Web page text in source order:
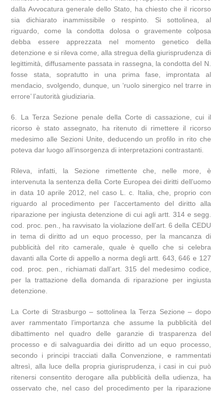
dalla Avvocatura generale dello Stato, ha chiesto che il ricorso
sia dichiarato inammissibile o respinto. Si sottolinea, al
riguardo, come la condotta dolosa o gravemente colposa
debba essere apprezzata nel momento genetico della
detenzione e si rileva come, alla stregua della giurisprudenza di
legittimità, diffusamente passata in rassegna, la condotta del N.
fosse stata, sopratutto in una prima fase, improntata al
mendacio, svolgendo, dunque, un ‘ruolo sinergico nel trarre in
errore’ l’autorità giudiziaria.
6. La Terza Sezione penale della Corte di cassazione, cui il
ricorso è stato assegnato, ha ritenuto di rimettere il ricorso
medesimo alle Sezioni Unite, deducendo un profilo in rito che
poteva dar luogo all’insorgenza di interpretazioni contrastanti.
Rileva, infatti, la Sezione rimettente che, nelle more, è
intervenuta la sentenza della Corte Europea dei diritti dell’uomo
in data 10 aprile 2012, nel caso L. c. Italia, che, proprio con
riguardo al procedimento per l’accertamento del diritto alla
riparazione per ingiusta detenzione di cui agli artt. 314 e segg.
cod. proc. pen., ha ravvisato la violazione dell’art. 6 della CEDU
in tema di diritto ad un equo processo, per la mancanza di
pubblicità del rito camerale, quale è quello che si celebra
davanti alla Corte di appello a norma degli artt. 643, 646 e 127
cod. proc. pen., richiamati dall’art. 315 del medesimo codice,
per la trattazione della domanda di riparazione per ingiusta
detenzione.
La Corte di Strasburgo – sottolinea la Terza Sezione – dopo
aver rammentato l’importanza che assume la pubblicità del
dibattimento nel quadro delle garanzie di trasparenza del
processo e di salvaguardia dei diritto ad un equo processo,
secondo i principi tracciati dalla Convenzione, e rammentati
altresì, alla luce della propria giurisprudenza, i casi in cui può
ritenersi consentito derogare alla pubblicità della udienza, ha
osservato che, nel caso del procedimento per la riparazione